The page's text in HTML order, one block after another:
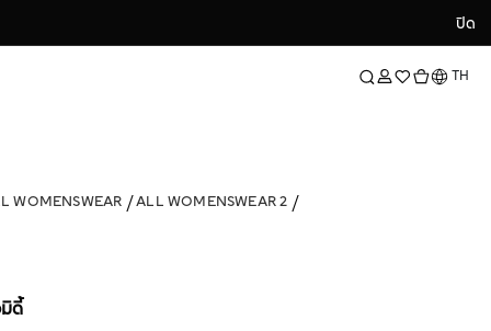
ปิด
ปิด
ภาษาTH
WOMENSWEAR
ALL WOMENSWEAR 2
ดี้